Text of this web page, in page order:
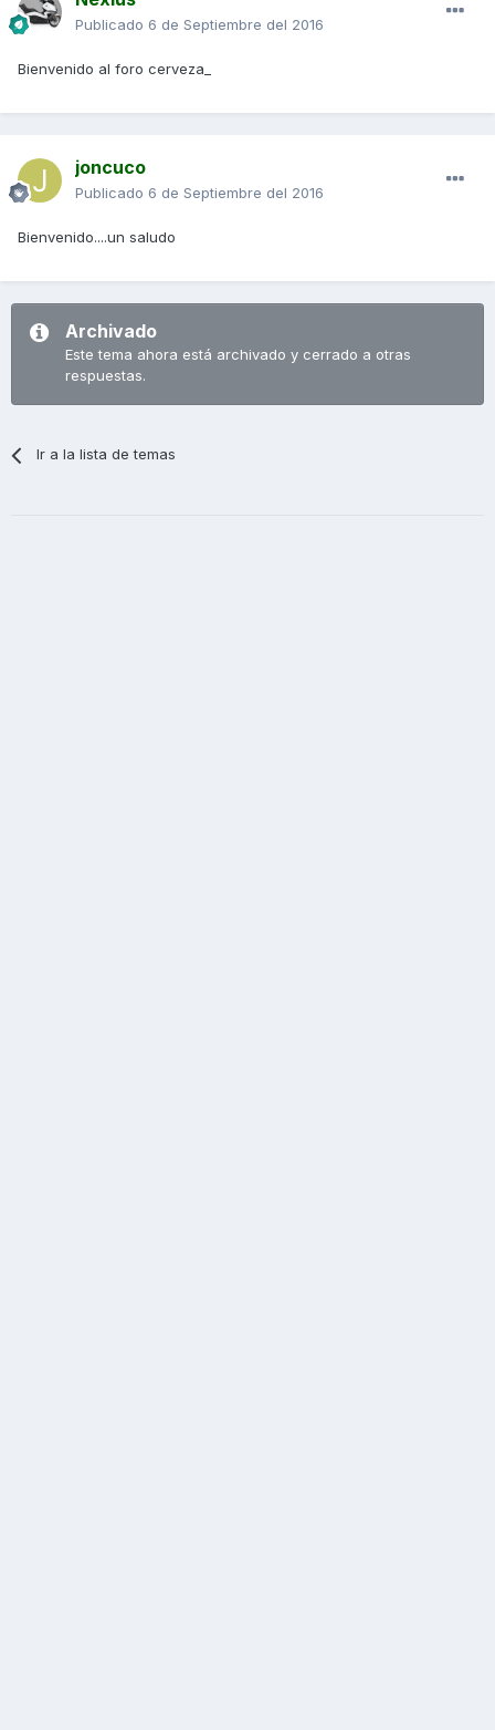
Publicado 6 de Septiembre del 2016
Bienvenido al foro cerveza_
joncuco
Publicado 6 de Septiembre del 2016
Bienvenido....un saludo
Archivado
Este tema ahora está archivado y cerrado a otras
respuestas.
Ir a la lista de temas